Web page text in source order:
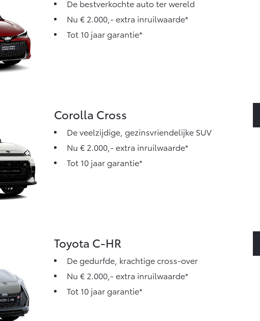
De bestverkochte auto ter wereld
Nu € 2.000,- extra inruilwaarde*
Tot 10 jaar garantie*
Corolla Cross
De veelzijdige, gezinsvriendelijke SUV
Nu € 2.000,- extra inruilwaarde*
Tot 10 jaar garantie*
Toyota C-HR
De gedurfde, krachtige cross-over
Nu € 2.000,- extra inruilwaarde*
Tot 10 jaar garantie*